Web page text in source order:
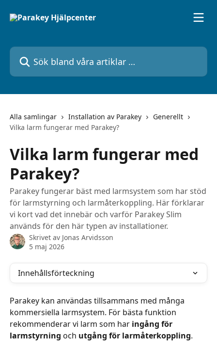
Sök bland våra artiklar …
Alla samlingar Installation av Parakey
Generellt
Vilka larm fungerar med Parakey?
Vilka larm fungerar med
Parakey?
Parakey fungerar bäst med larmsystem som har stöd
för larmstyrning och larmåterkoppling. Här förklarar
vi kort vad det innebär och varför Parakey Slim
används för den här typen av installationer.
Skrivet av Jonas Arvidsson
5 maj 2026
Innehållsförteckning
Parakey kan användas tillsammans med många
kommersiella larmsystem. För bästa funktion
rekommenderar vi larm som har ingång för
larmstyrning och utgång för larmåterkoppling.